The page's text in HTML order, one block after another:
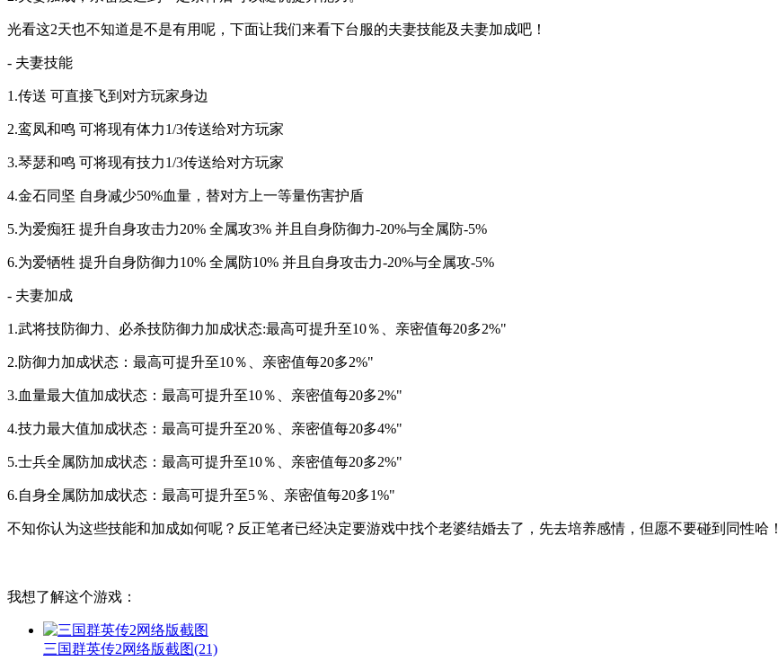
光看这2天也不知道是不是有用呢，下面让我们来看下台服的夫妻技能及夫妻加成吧！
- 夫妻技能
1.传送 可直接飞到对方玩家身边
2.鸾凤和鸣 可将现有体力1/3传送给对方玩家
3.琴瑟和鸣 可将现有技力1/3传送给对方玩家
4.金石同坚 自身减少50%血量，替对方上一等量伤害护盾
5.为爱痴狂 提升自身攻击力20% 全属攻3% 并且自身防御力-20%与全属防-5%
6.为爱牺牲 提升自身防御力10% 全属防10% 并且自身攻击力-20%与全属攻-5%
- 夫妻加成
1.武将技防御力、必杀技防御力加成状态:最高可提升至10％、亲密值每20多2%"
2.防御力加成状态：最高可提升至10％、亲密值每20多2%"
3.血量最大值加成状态：最高可提升至10％、亲密值每20多2%"
4.技力最大值加成状态：最高可提升至20％、亲密值每20多4%"
5.士兵全属防加成状态：最高可提升至10％、亲密值每20多2%"
6.自身全属防加成状态：最高可提升至5％、亲密值每20多1%"
不知你认为这些技能和加成如何呢？反正笔者已经决定要游戏中找个老婆结婚去了，先去培养感情，但愿不要碰到同性哈！
我想了解这个游戏：
三国群英传2网络版截图(21)